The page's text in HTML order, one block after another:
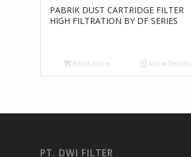
PABRIK DUST CARTRIDGE FILTER
HIGH FILTRATION BY DF SERIES
Read more Show Details
PT. DWI FILTER